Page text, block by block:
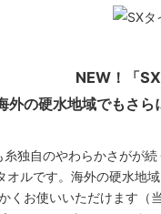
NEW！「SX
外の硬水地域でもさら
独自のやわらかさがが
オルです。海外の硬水地
くお使いいただけます（